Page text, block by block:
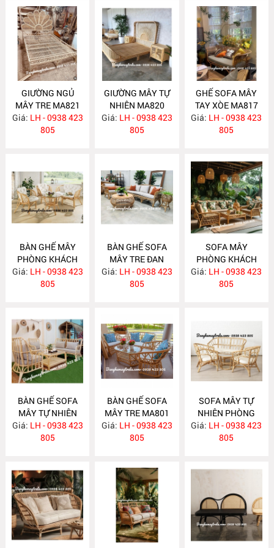
GIƯỜNG NGỦ
MÂY TRE MA821
Giá: LH - 0938 423
805
GIƯỜNG MÂY TỰ
NHIÊN MA820
Giá: LH - 0938 423
805
GHẾ SOFA MÂY
TAY XÒE MA817
Giá: LH - 0938 423
805
BÀN GHẾ MÂY
PHÒNG KHÁCH
NHỎ GỌN MA814
Giá: LH - 0938 423
805
BÀN GHẾ SOFA
MÂY TRE ĐAN
MA813
Giá: LH - 0938 423
805
SOFA MÂY
PHÒNG KHÁCH
MA812
Giá: LH - 0938 423
805
BÀN GHẾ SOFA
MÂY TỰ NHIÊN
PHÒNG KHÁCH
MA811
Giá: LH - 0938 423
805
BÀN GHẾ SOFA
MÂY TRE MA801
Giá: LH - 0938 423
805
SOFA MÂY TỰ
NHIÊN PHÒNG
KHÁCH MA800
Giá: LH - 0938 423
805